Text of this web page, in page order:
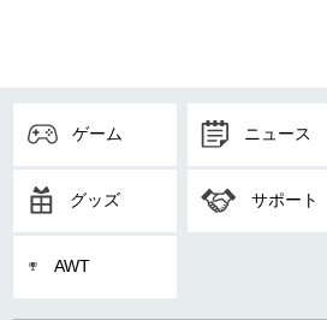
ゲーム ニュース
グッズ サポート
AWT